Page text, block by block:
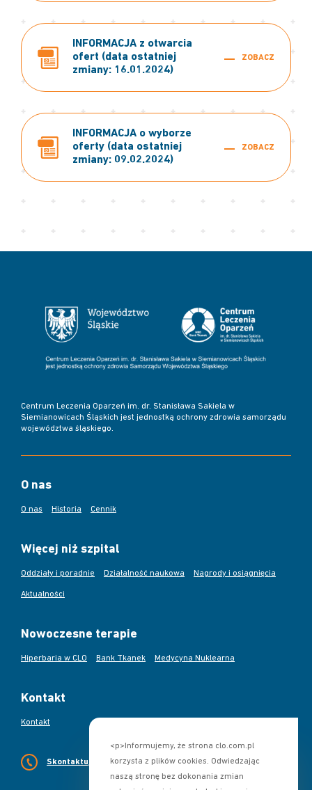
INFORMACJA z otwarcia
ofert (data ostatniej
zmiany: 16.01.2024)
ZOBACZ
INFORMACJA o wyborze
oferty (data ostatniej
zmiany: 09.02.2024)
ZOBACZ
Centrum Leczenia Oparzeń im. dr. Stanisława Sakiela w
Siemianowicach Śląskich jest jednostką ochrony zdrowia samorządu
województwa śląskiego.
O nas
O nas Historia Cennik
Więcej niż szpital
Oddziały i poradnie Działalność naukowa Nagrody i osiągnięcia
Aktualności
Nowoczesne terapie
Hiperbaria w CLO Bank Tkanek Medycyna Nuklearna
Kontakt
Kontakt
Skontaktuj się z nami
<p>Informujemy, że strona clo.com.pl
korzysta z plików cookies. Odwiedzając
naszą stronę bez dokonania zmian